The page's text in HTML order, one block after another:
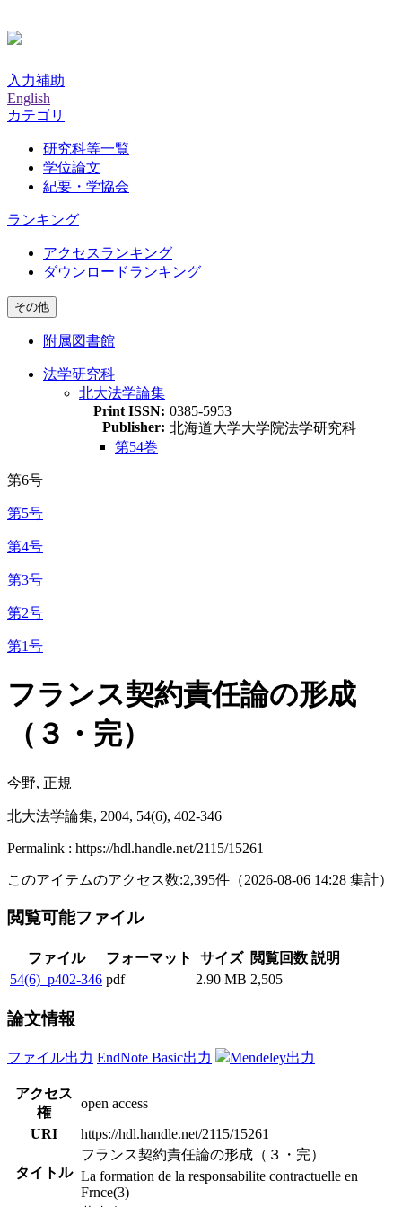
入力補助
English
カテゴリ
研究科等一覧
学位論文
紀要・学協会
ランキング
アクセスランキング
ダウンロードランキング
その他
附属図書館
法学研究科
北大法学論集
Print ISSN: 0385-5953
Publisher: 北海道大学大学院法学研究科
第54巻
第6号
第5号
第4号
第3号
第2号
第1号
フランス契約責任論の形成
（３・完）
今野, 正規
北大法学論集, 2004, 54(6), 402-346
Permalink : https://hdl.handle.net/2115/15261
このアイテムのアクセス数:2,395件 （2026-08-06 14:28 集計）
閲覧可能ファイル
ファイル フォーマット サイズ 閲覧回数 説明
54(6)_p402-346 pdf 2.90 MB 2,505
論文情報
ファイル出力 EndNote Basic出力 Mendeley出力
アクセス
権
open access
URI
https://hdl.handle.net/2115/15261
タイトル
フランス契約責任論の形成（３・完）
La formation de la responsabilite contractuelle en
Frnce(3)